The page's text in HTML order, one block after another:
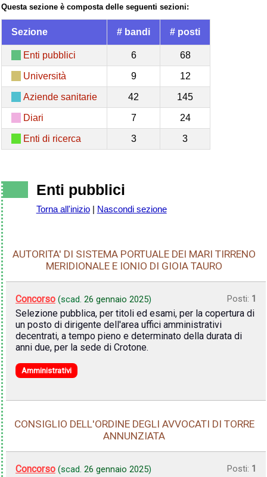
Questa sezione è composta delle seguenti sezioni:
Sezione # bandi # posti
Enti pubblici 6 68
Università 9 12
Aziende sanitarie 42 145
Diari 7 24
Enti di ricerca 3 3
Enti pubblici
Torna all'inizio| Nascondi sezione
AUTORITA' DI SISTEMA PORTUALE DEI MARI TIRRENO
MERIDIONALE E IONIO DI GIOIA TAURO
Concorso (scad. 26 gennaio 2025) Posti: 1
Selezione pubblica, per titoli ed esami, per la copertura di
un posto di dirigente dell'area uffici amministrativi
decentrati, a tempo pieno e determinato della durata di
anni due, per la sede di Crotone.
Amministrativi
CONSIGLIO DELL'ORDINE DEGLI AVVOCATI DI TORRE
ANNUNZIATA
Concorso (scad. 26 gennaio 2025) Posti: 1